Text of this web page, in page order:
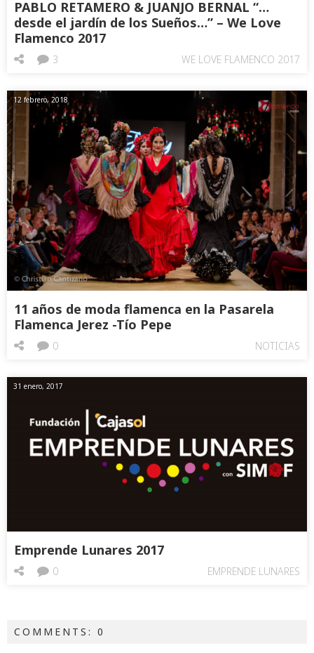
PABLO RETAMERO & JUANJO BERNAL “…
desde el jardín de los Sueños…” – We Love
Flamenco 2017
WE LOVE FLAMENCO 2017
3
12 febrero, 2018
11 años de moda flamenca en la Pasarela
Flamenca Jerez -Tío Pepe
NOTICIAS
0
31 enero, 2017
Emprende Lunares 2017
EMPRENDE LUNARES
0
COMMENTS: 0